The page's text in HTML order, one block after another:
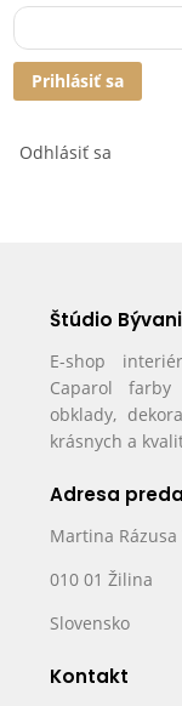
Prihlásiť sa
Odhlásiť sa
Štúdio
E-shop
Caparol
obklady,
krásnych a
Adresa
Martina Rázusa
010 01 Žilina
Slovensko
Kontakt